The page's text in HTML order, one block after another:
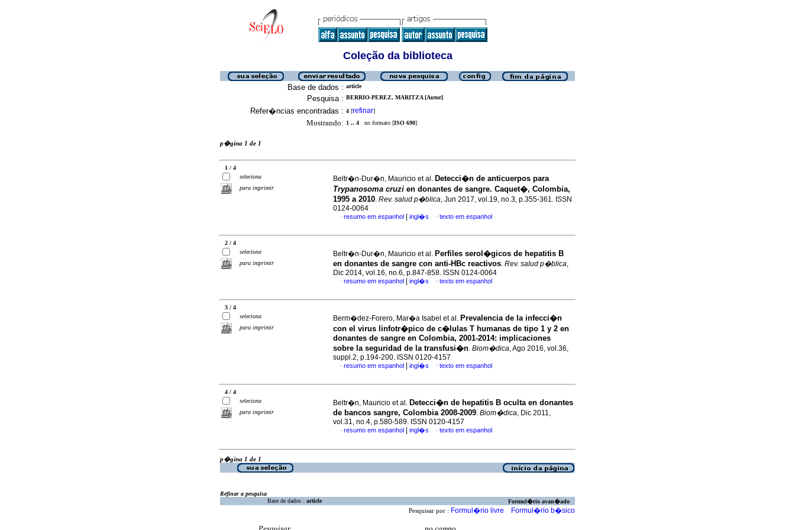
Coleção da biblioteca
Base de dados : article
Pesquisa : BERRIO-PEREZ, MARITZA [Autor]
Refer�ncias encontradas : 4 [refinar]
Mostrando: 1 .. 4 no formato [ISO 690]
p�gina 1 de 1
1 / 4
seleciona
para imprimir
Beltr�n-Dur�n, Mauricio et al. Detecci�n de anticuerpos para
Trypanosoma cruzi en donantes de sangre. Caquet�, Colombia,
1995 a 2010. Rev. salud p�blica, Jun 2017, vol.19, no.3, p.355-361. ISSN
0124-0064
· resumo em espanhol ingl�s · texto em espanhol
2 / 4
seleciona
para imprimir
Beltr�n-Dur�n, Mauricio et al. Perfiles serol�gicos de hepatitis B
en donantes de sangre con anti-HBc reactivos. Rev. salud p�blica,
Dic 2014, vol.16, no.6, p.847-858. ISSN 0124-0064
· resumo em espanhol ingl�s · texto em espanhol
3 / 4
seleciona
para imprimir
Berm�dez-Forero, Mar�a Isabel et al. Prevalencia de la infecci�n
con el virus linfotr�pico de c�lulas T humanas de tipo 1 y 2 en
donantes de sangre en Colombia, 2001-2014: implicaciones
sobre la seguridad de la transfusi�n. Biom�dica, Ago 2016, vol.36,
suppl.2, p.194-200. ISSN 0120-4157
· resumo em espanhol ingl�s · texto em espanhol
4 / 4
seleciona
para imprimir
Beltr�n, Mauricio et al. Detecci�n de hepatitis B oculta en donantes
de bancos sangre, Colombia 2008-2009. Biom�dica, Dic 2011,
vol.31, no.4, p.580-589. ISSN 0120-4157
· resumo em espanhol ingl�s · texto em espanhol
p�gina 1 de 1
Refinar a pesquisa
Base de dados : article Formul�rio avan�ado
Pesquisar por : Formul�rio livre Formul�rio b�sico